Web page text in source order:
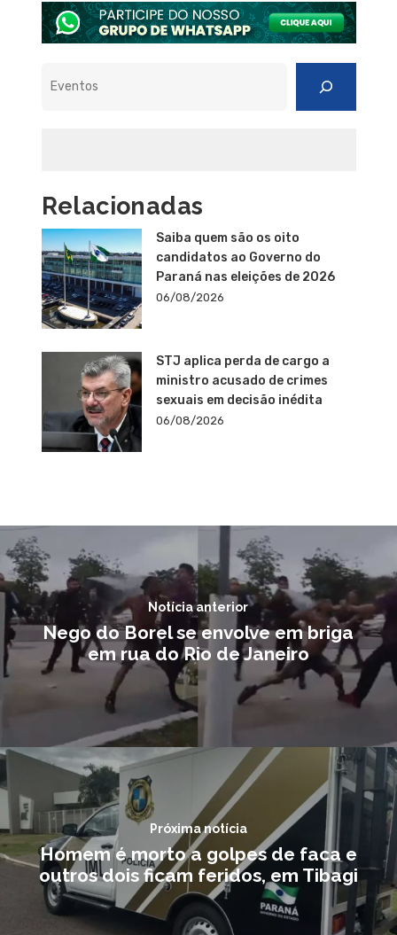
Relacionadas
Saiba quem são os oito
candidatos ao Governo do
Paraná nas eleições de 2026
06/08/2026
STJ aplica perda de cargo a
ministro acusado de crimes
sexuais em decisão inédita
06/08/2026
Notícia anterior
Nego do Borel se envolve em briga
em rua do Rio de Janeiro
Próxima notícia
Homem é morto a golpes de faca e
outros dois ficam feridos, em Tibagi